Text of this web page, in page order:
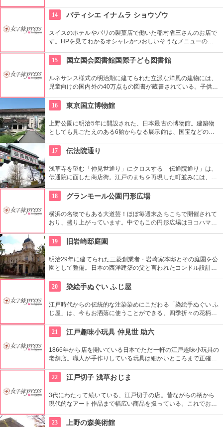
ンコの入っていないタイプもあり。ハトのマークを目印に探し
て。
14 パティシエ イナムラ ショウゾウ
スイスのホテルやパリの製菓店で働いた稲村省三さんのお店で
す。HPを見てわかるオシャレかつおしいそうなメニューの
を絶えません。
15 国立国会図書館国際子ども図書館
ルネサンス様式の明治期に建てられた立派な洋風の建物には、
児童向けの国内外の40万点もの図書が蔵書されている。子供だ
でゆっくり過ごしてみては。
16 東京国立博物館
上野公園に明治5年に開設された、日本最古の博物館。建築物
としても見ごたえのある6館からなる展示館は、国宝などの歴
す。オリジナルグッズを販売するミュージアムショップや食事
もできるカフェなども併設されています。
17 伝法院通り
浅草寺を望む「仲見世通り」にクロスする「伝通院通り」は、
伝通院に面した商店街。江戸のまちを再現した町並みには、屋
あります。多彩なお店が並んでいて、買い物や食事も楽しめま
す。
18 グランモール公園円形広場
横浜の名物でもある大道芸！ほぼ毎週末あちこちで開催されて
おり、盛り上がっています。中でもこの円形広場はヨコハマ大
労される、驚きの芸に子供も大人も釘付けです！
19 旧岩崎邸庭園
明治29年に建てられた三菱創業者・岩崎家本邸とその庭園を公
園として整備。日本の西洋建築の父と言われたコンドル設計の
文化財にもなっている。
20 染絵手ぬぐい ふじ屋
江戸時代からの伝統的な注染染めにこだわる「染絵手ぬぐい ふ
じ屋」は、今もお洒落に使うことができる、四季折々の花柄や
地の小物も各種扱っています。
21 江戸趣味小玩具 仲見世 助六
1866年から店を開いている日本でただ一軒の江戸趣味小玩具の
老舗店。職人が手作りしている玩具は細かいところまで正確に
22
江戸切子 浅草おじま
3代にわたって続いている、江戸切子の店。昔ながらの柄から
現代的なアート作品まで幅広い商品を扱っている。これでお酒
引き出物などにも最適。特注品も承っている。
23 上野の森美術館